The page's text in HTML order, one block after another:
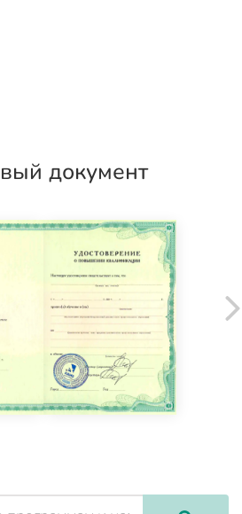
документ